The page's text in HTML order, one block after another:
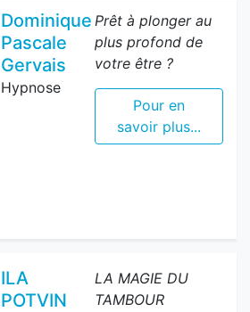
Dominique
Pascale
Gervais
Hypnose
Prêt à plonger au
plus profond de
votre être ?
Pour en
savoir plus...
ILA
POTVIN
LA MAGIE DU
TAMBOUR